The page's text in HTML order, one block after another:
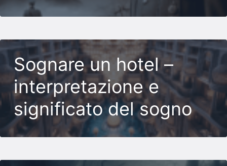
Sognare un hotel –
interpretazione e
significato del sogno